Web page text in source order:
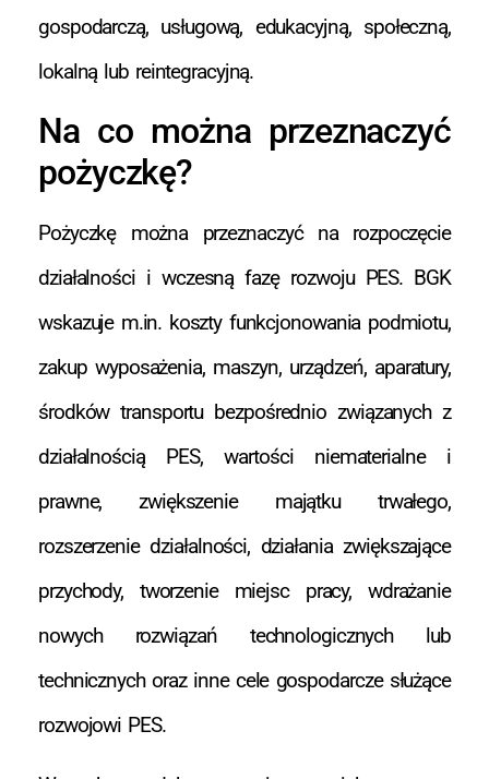
gospodarczą, usługową, edukacyjną, społeczną,
lokalną lub reintegracyjną.
Na co można przeznaczyć
pożyczkę?
Pożyczkę można przeznaczyć na rozpoczęcie
działalności i wczesną fazę rozwoju PES. BGK
wskazuje m.in. koszty funkcjonowania podmiotu,
zakup wyposażenia, maszyn, urządzeń, aparatury,
środków transportu bezpośrednio związanych z
działalnością PES, wartości niematerialne i
prawne, zwiększenie majątku trwałego,
rozszerzenie działalności, działania zwiększające
przychody, tworzenie miejsc pracy, wdrażanie
nowych rozwiązań technologicznych lub
technicznych oraz inne cele gospodarcze służące
rozwojowi PES.